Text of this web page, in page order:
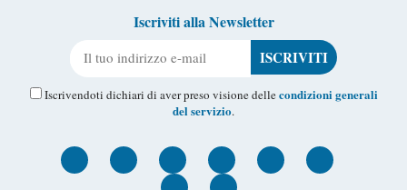
Iscriviti alla Newsletter
Iscrivendoti dichiari di aver preso visione dellecondizioni generali
del servizio.